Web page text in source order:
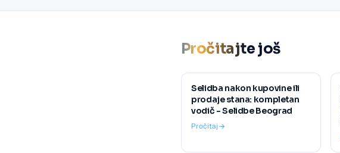
Pročitajte još
Selidba nakon kupovine ili
prodaje stana: kompletan
vodič - Selidbe Beograd
Pročitaj